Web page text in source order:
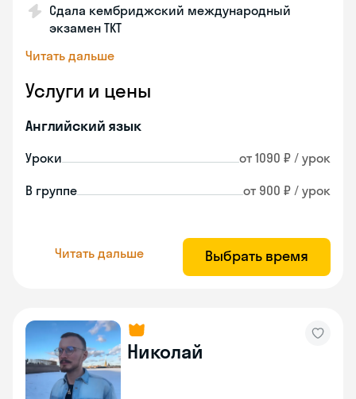
Сдала кембриджский международный
экзамен TKT
Читать дальше
Услуги и цены
Английский язык
Уроки от 1090 ₽ / урок
В группе от 900 ₽ / урок
Читать дальше Выбрать время
Николай